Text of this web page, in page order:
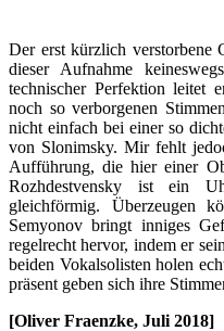
Der erst kürzlich verstorbene
dieser Aufnahme
technischer Perfektion leitet
noch so verborgenen
nicht einfach bei einer so
von Slonimsky. Mir fehlt
Aufführung, die hier einer
Rozhdestvensky ist ein
gleichförmig. Überzeugen
Semyonov bringt inniges
regelrecht hervor, indem er
beiden Vokalsolisten holen
präsent geben sich ihre
[Oliver Fraenzke, Juli 2018]